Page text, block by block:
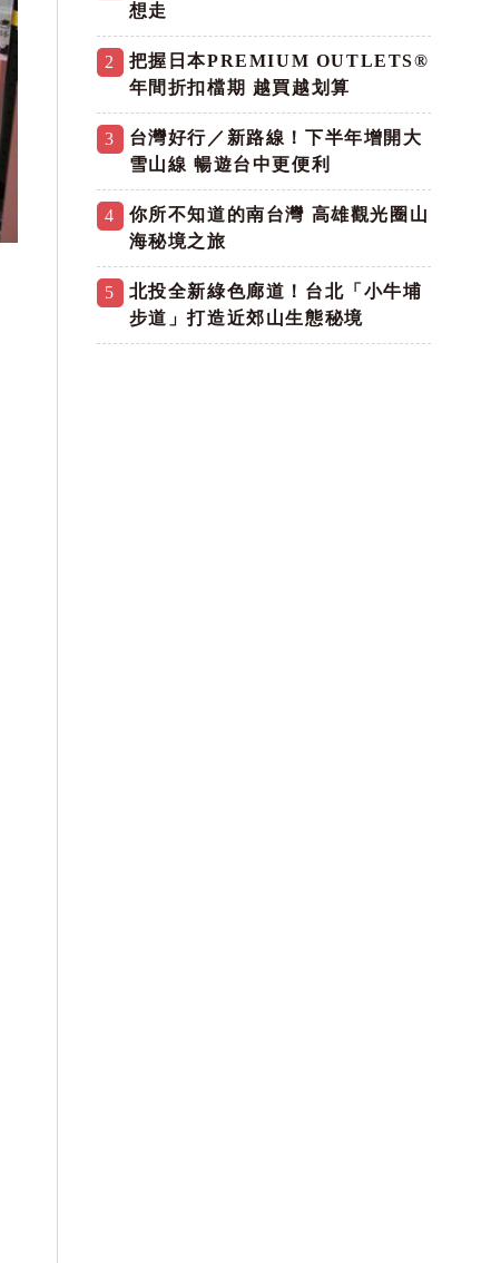
想走
2
把握日本PREMIUM OUTLETS®
年間折扣檔期 越買越划算
3
台灣好行／新路線！下半年增開大
雪山線 暢遊台中更便利
4
你所不知道的南台灣 高雄觀光圈山
海秘境之旅
5
北投全新綠色廊道！台北「小牛埔
步道」打造近郊山生態秘境